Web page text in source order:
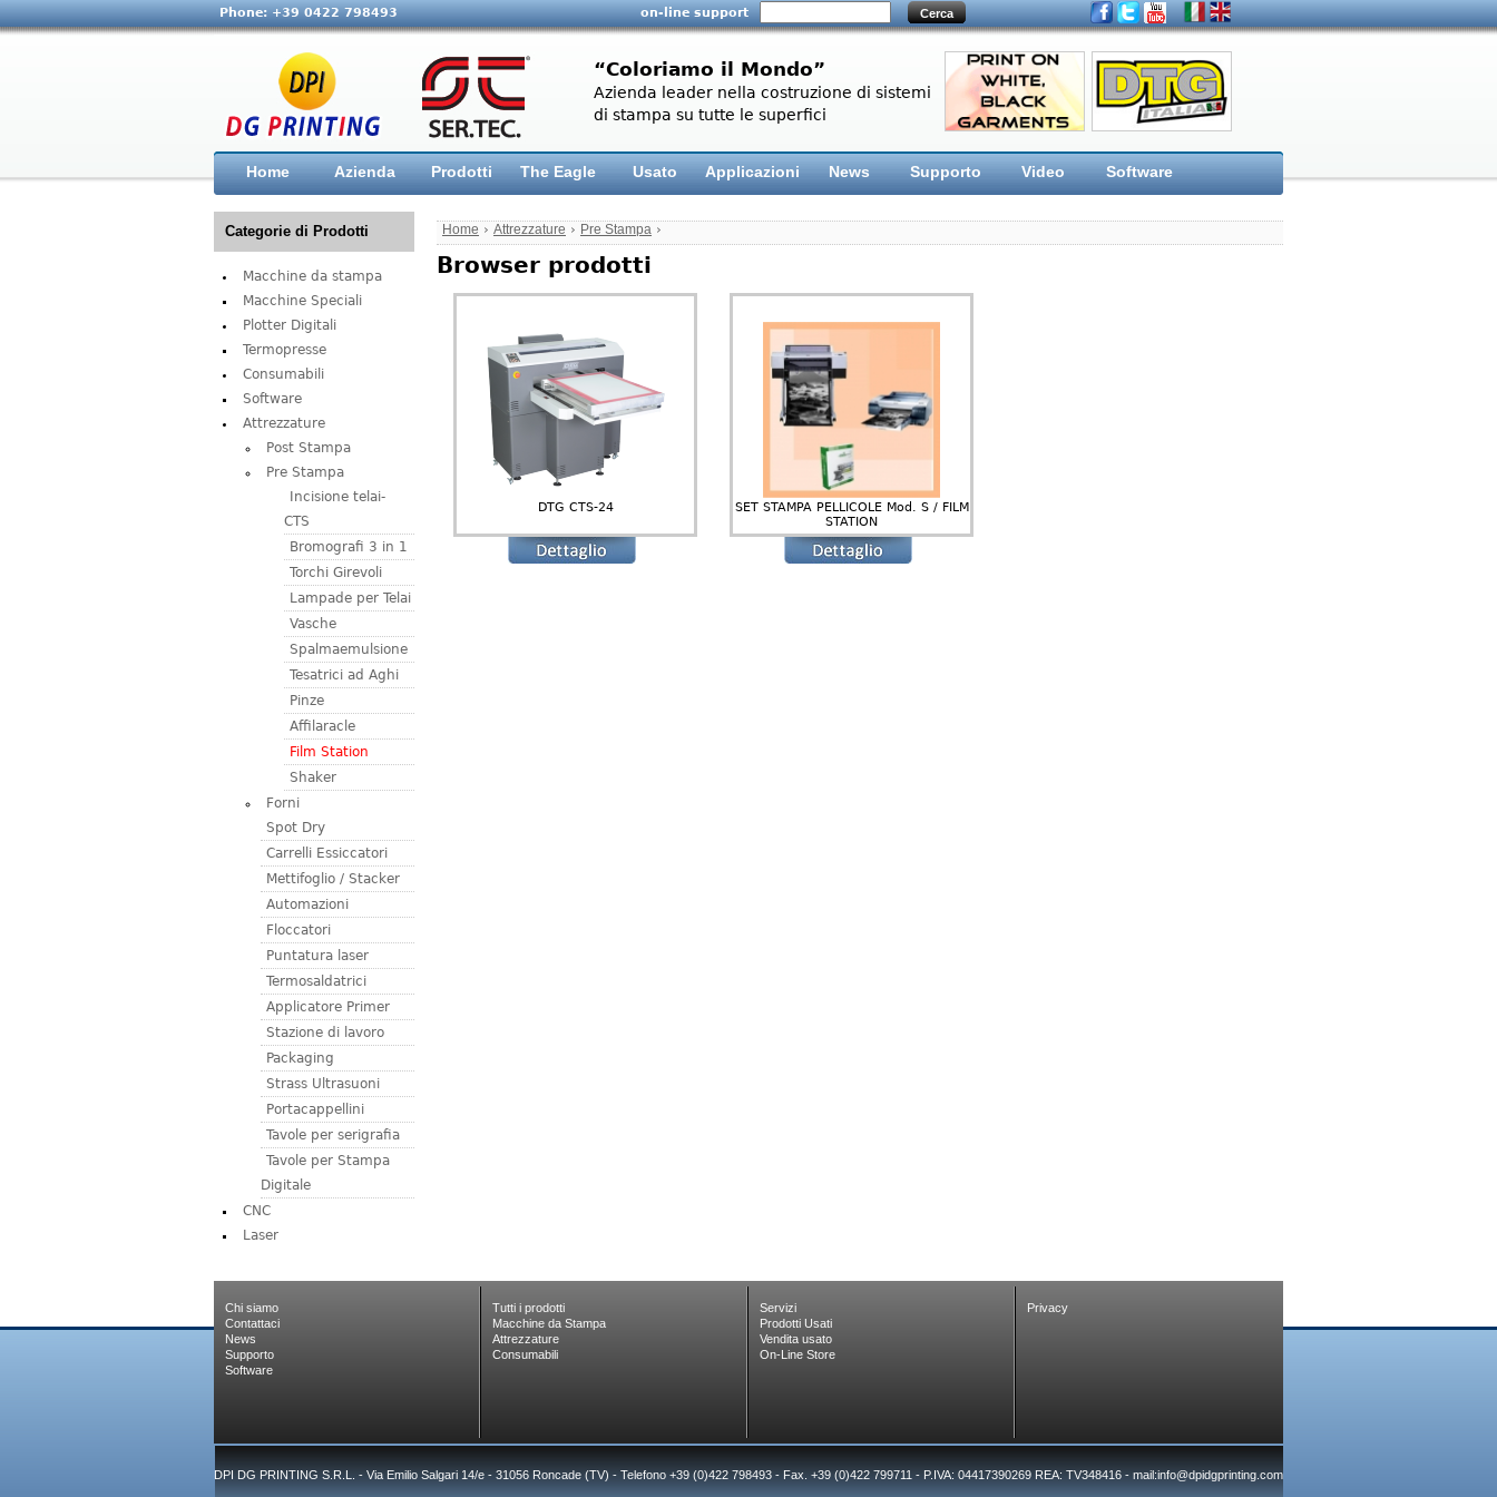
Phone: +39 0422 798493 on-line support
“Coloriamo il Mondo”
Azienda leader nella costruzione di sistemi
di stampa su tutte le superfici
Home Azienda Prodotti The Eagle Usato Applicazioni News Supporto Video Software
Categorie di Prodotti
Macchine da stampa
Macchine Speciali
Plotter Digitali
Termopresse
Consumabili
Software
Attrezzature
Post Stampa
Pre Stampa
Incisione telai-
CTS
Bromografi 3 in 1
Torchi Girevoli
Lampade per Telai
Vasche
Spalmaemulsione
Tesatrici ad Aghi
Pinze
Affilaracle
Film Station
Shaker
Forni
Spot Dry
Carrelli Essiccatori
Mettifoglio / Stacker
Automazioni
Floccatori
Puntatura laser
Termosaldatrici
Applicatore Primer
Stazione di lavoro
Packaging
Strass Ultrasuoni
Portacappellini
Tavole per serigrafia
Tavole per Stampa
Digitale
CNC
Laser
Home › Attrezzature › Pre Stampa ›
Browser prodotti
DTG CTS-24
SET STAMPA PELLICOLE Mod. S / FILM
STATION
Chi siamo
Contattaci
News
Supporto
Software
Tutti i prodotti
Macchine da Stampa
Attrezzature
Consumabili
Servizi
Prodotti Usati
Vendita usato
On-Line Store
Privacy
DPI DG PRINTING S.R.L. - Via Emilio Salgari 14/e - 31056 Roncade (TV) - Telefono +39 (0)422 798493 - Fax. +39 (0)422 799711 - P.IVA: 04417390269 REA: TV348416 - mail:info@dpidgprinting.com